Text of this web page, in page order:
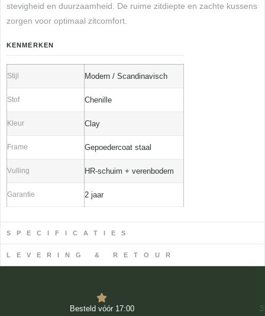
stevigheid en duurzaamheid. De ruime zitdiepte en zachte kussens
zorgen voor optimaal zitcomfort.
KENMERKEN
Stijl Modern / Scandinavisch
Stof Chenille
Kleur Clay
Frame Gepoedercoat staal
Vulling HR-schuim + verenbodem
Garantie 2 jaar
SPECIFICATIES
LEVERING & RETOUR
Besteld vóór 17:00